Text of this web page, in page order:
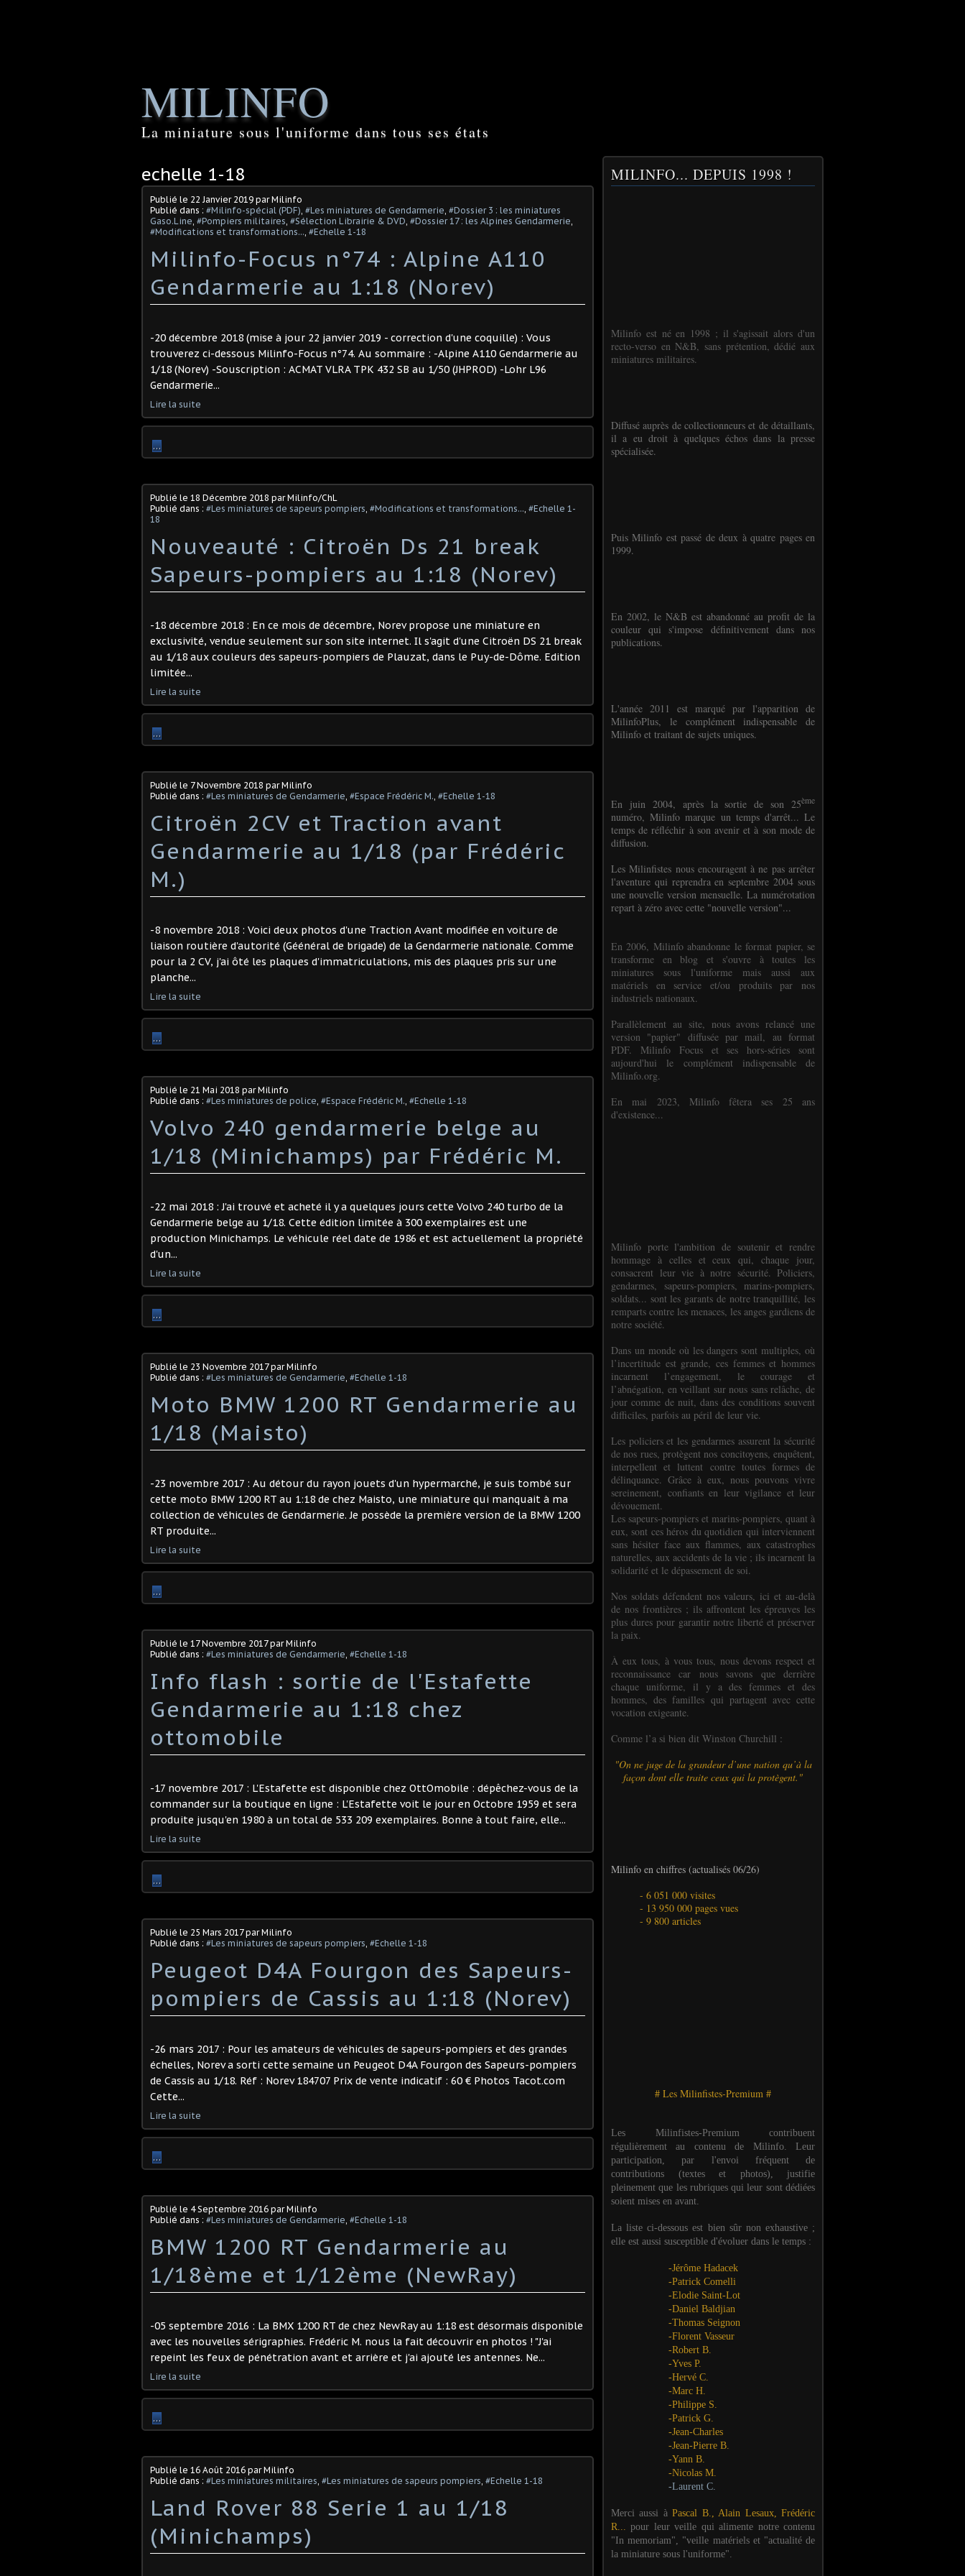
MILINFO
La miniature sous l'uniforme dans tous ses états
echelle 1-18
Publié le 22 Janvier 2019 par Milinfo
Publié dans : #Milinfo-spécial (PDF), #Les miniatures de Gendarmerie, #Dossier 3 : les miniatures
Gaso.Line, #Pompiers militaires, #Sélection Librairie & DVD, #Dossier 17 : les Alpines Gendarmerie,
#Modifications et transformations..., #Echelle 1-18
Milinfo-Focus n°74 : Alpine A110
Gendarmerie au 1:18 (Norev)
-20 décembre 2018 (mise à jour 22 janvier 2019 - correction d'une coquille) : Vous
trouverez ci-dessous Milinfo-Focus n°74. Au sommaire : -Alpine A110 Gendarmerie au
1/18 (Norev) -Souscription : ACMAT VLRA TPK 432 SB au 1/50 (JHPROD) -Lohr L96
Gendarmerie...
Lire la suite
…
Publié le 18 Décembre 2018 par Milinfo/ChL
Publié dans : #Les miniatures de sapeurs pompiers, #Modifications et transformations..., #Echelle 1-
18
Nouveauté : Citroën Ds 21 break
Sapeurs-pompiers au 1:18 (Norev)
-18 décembre 2018 : En ce mois de décembre, Norev propose une miniature en
exclusivité, vendue seulement sur son site internet. Il s'agit d'une Citroën DS 21 break
au 1/18 aux couleurs des sapeurs-pompiers de Plauzat, dans le Puy-de-Dôme. Edition
limitée...
Lire la suite
…
Publié le 7 Novembre 2018 par Milinfo
Publié dans : #Les miniatures de Gendarmerie, #Espace Frédéric M., #Echelle 1-18
Citroën 2CV et Traction avant
Gendarmerie au 1/18 (par Frédéric
M.)
-8 novembre 2018 : Voici deux photos d'une Traction Avant modifiée en voiture de
liaison routière d'autorité (Géénéral de brigade) de la Gendarmerie nationale. Comme
pour la 2 CV, j'ai ôté les plaques d'immatriculations, mis des plaques pris sur une
planche...
Lire la suite
…
Publié le 21 Mai 2018 par Milinfo
Publié dans : #Les miniatures de police, #Espace Frédéric M., #Echelle 1-18
Volvo 240 gendarmerie belge au
1/18 (Minichamps) par Frédéric M.
-22 mai 2018 : J'ai trouvé et acheté il y a quelques jours cette Volvo 240 turbo de la
Gendarmerie belge au 1/18. Cette édition limitée à 300 exemplaires est une
production Minichamps. Le véhicule réel date de 1986 et est actuellement la propriété
d'un...
Lire la suite
…
Publié le 23 Novembre 2017par Milinfo
Publié dans : #Les miniatures de Gendarmerie, #Echelle 1-18
Moto BMW 1200 RT Gendarmerie au
1/18 (Maisto)
-23 novembre 2017 : Au détour du rayon jouets d'un hypermarché, je suis tombé sur
cette moto BMW 1200 RT au 1:18 de chez Maisto, une miniature qui manquait à ma
collection de véhicules de Gendarmerie. Je possède la première version de la BMW 1200
RT produite...
Lire la suite
…
Publié le 17 Novembre 2017par Milinfo
Publié dans : #Les miniatures de Gendarmerie, #Echelle 1-18
Info flash : sortie de l'Estafette
Gendarmerie au 1:18 chez
ottomobile
-17 novembre 2017 : L'Estafette est disponible chez OttOmobile : dépêchez-vous de la
commander sur la boutique en ligne : L'Estafette voit le jour en Octobre 1959 et sera
produite jusqu'en 1980 à un total de 533 209 exemplaires. Bonne à tout faire, elle...
Lire la suite
…
Publié le 25 Mars 2017par Milinfo
Publié dans : #Les miniatures de sapeurs pompiers, #Echelle 1-18
Peugeot D4A Fourgon des Sapeurs-
pompiers de Cassis au 1:18 (Norev)
-26 mars 2017 : Pour les amateurs de véhicules de sapeurs-pompiers et des grandes
échelles, Norev a sorti cette semaine un Peugeot D4A Fourgon des Sapeurs-pompiers
de Cassis au 1/18. Réf : Norev 184707 Prix de vente indicatif : 60 € Photos Tacot.com
Cette...
Lire la suite
…
Publié le 4 Septembre 2016 par Milinfo
Publié dans : #Les miniatures de Gendarmerie, #Echelle 1-18
BMW 1200 RT Gendarmerie au
1/18ème et 1/12ème (NewRay)
-05 septembre 2016 : La BMX 1200 RT de chez NewRay au 1:18 est désormais disponible
avec les nouvelles sérigraphies. Frédéric M. nous la fait découvrir en photos ! "J'ai
repeint les feux de pénétration avant et arrière et j'ai ajouté les antennes. Ne...
Lire la suite
…
Publié le 16 Août 2016 par Milinfo
Publié dans : #Les miniatures militaires, #Les miniatures de sapeurs pompiers, #Echelle 1-18
Land Rover 88 Serie 1 au 1/18
(Minichamps)
MILINFO... DEPUIS 1998 !
Milinfo est né en 1998 ; il s'agissait alors d'un
recto-verso en N&B, sans prétention, dédié aux
miniatures militaires.
Diffusé auprès de collectionneurs et de détaillants,
il a eu droit à quelques échos dans la presse
spécialisée.
Puis Milinfo est passé de deux à quatre pages en
1999.
En 2002, le N&B est abandonné au profit de la
couleur qui s'impose définitivement dans nos
publications.
L'année 2011 est marqué par l'apparition de
MilinfoPlus, le complément indispensable de
Milinfo et traitant de sujets uniques.
En juin 2004, après la sortie de son 25ème
numéro, Milinfo marque un temps d'arrêt... Le
temps de réfléchir à son avenir et à son mode de
diffusion.
Les Milinfistes nous encouragent à ne pas arrêter
l'aventure qui reprendra en septembre 2004 sous
une nouvelle version mensuelle. La numérotation
repart à zéro avec cette "nouvelle version"...
En 2006, Milinfo abandonne le format papier, se
transforme en blog et s'ouvre à toutes les
miniatures sous l'uniforme mais aussi aux
matériels en service et/ou produits par nos
industriels nationaux.
Parallèlement au site, nous avons relancé une
version "papier" diffusée par mail, au format
PDF. Milinfo Focus et ses hors-séries sont
aujourd'hui le complément indispensable de
Milinfo.org.
En mai 2023, Milinfo fêtera ses 25 ans
d'existence...
Milinfo porte l'ambition de soutenir et rendre
hommage à celles et ceux qui, chaque jour,
consacrent leur vie à notre sécurité. Policiers,
gendarmes, sapeurs-pompiers, marins-pompiers,
soldats... sont les garants de notre tranquillité, les
remparts contre les menaces, les anges gardiens de
notre société.
Dans un monde où les dangers sont multiples, où
l’incertitude est grande, ces femmes et hommes
incarnent l’engagement, le courage et
l’abnégation, en veillant sur nous sans relâche, de
jour comme de nuit, dans des conditions souvent
difficiles, parfois au péril de leur vie.
Les policiers et les gendarmes assurent la sécurité
de nos rues, protègent nos concitoyens, enquêtent,
interpellent et luttent contre toutes formes de
délinquance. Grâce à eux, nous pouvons vivre
sereinement, confiants en leur vigilance et leur
dévouement.
Les sapeurs-pompiers et marins-pompiers, quant à
eux, sont ces héros du quotidien qui interviennent
sans hésiter face aux flammes, aux catastrophes
naturelles, aux accidents de la vie ; ils incarnent la
solidarité et le dépassement de soi.
Nos soldats défendent nos valeurs, ici et au-delà
de nos frontières ; ils affrontent les épreuves les
plus dures pour garantir notre liberté et préserver
la paix.
À eux tous, à vous tous, nous devons respect et
reconnaissance car nous savons que derrière
chaque uniforme, il y a des femmes et des
hommes, des familles qui partagent avec cette
vocation exigeante.
Comme l’a si bien dit Winston Churchill :
"On ne juge de la grandeur d’une nation qu’à la
façon dont elle traite ceux qui la protègent."
Milinfo en chiffres (actualisés 06/26)
- 6 051 000 visites
- 13 950 000 pages vues
- 9 800 articles
# Les Milinfistes-Premium #
Les Milinfistes-Premium contribuent
régulièrement au contenu de Milinfo. Leur
participation, par l'envoi fréquent de
contributions (textes et photos), justifie
pleinement que les rubriques qui leur sont dédiées
soient mises en avant.
La liste ci-dessous est bien sûr non exhaustive ;
elle est aussi susceptible d'évoluer dans le temps :
-Jérôme Hadacek
-Patrick Comelli
-Elodie Saint-Lot
-Daniel Baldjian
-Thomas Seignon
-Florent Vasseur
-Robert B.
-Yves P.
-Hervé C.
-Marc H.
-Philippe S.
-Patrick G.
-Jean-Charles
-Jean-Pierre B.
-Yann B.
-Nicolas M.
-Laurent C.
Merci aussi àPascal B., Alain Lesaux, Frédéric
R...pour leur veille qui alimente notre contenu
"In memoriam", "veille matériels et "actualité de
la miniature sous l'uniforme".